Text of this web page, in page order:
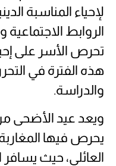
لإحياء المناسبة
الروابط الاجتماعية
تحرص الأسر على
هذه الفترة في
والدراسة.
ويعد عيد الأضحى من
يحرص فيها
العائلي، حيث